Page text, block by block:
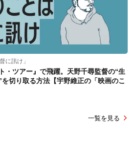
に訊け」
・ツアー』で飛躍。天野千尋監督の“生
切り取る方法【宇野維正の「映画のこ
一覧を見る